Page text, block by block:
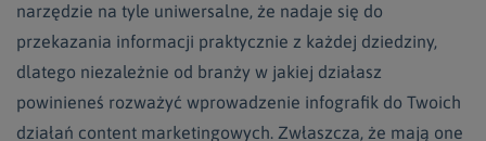
narzędzie na tyle uniwersalne, że nadaje się do
przekazania informacji praktycznie z każdej dziedziny,
dlatego niezależnie od branży w jakiej działasz
powinieneś rozważyć wprowadzenie infografik do Twoich
działań content marketingowych. Zwłaszcza, że mają one